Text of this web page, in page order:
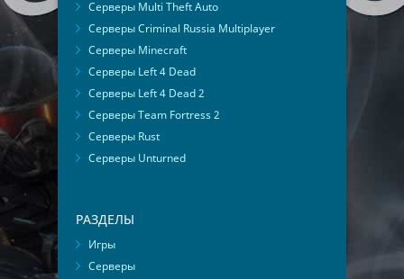
Серверы Multi Theft Auto
Серверы Criminal Russia Multiplayer
Серверы Minecraft
Серверы Left 4 Dead
Серверы Left 4 Dead 2
Серверы Team Fortress 2
Серверы Rust
Серверы Unturned
РАЗДЕЛЫ
Игры
Серверы